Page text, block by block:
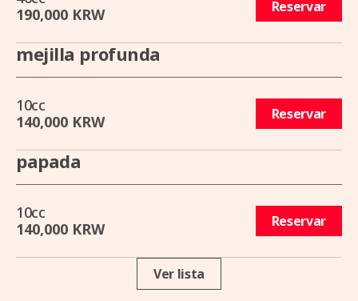
190,000 KRW
Reservar
mejilla profunda
10cc
140,000 KRW
Reservar
papada
10cc
140,000 KRW
Reservar
Ver lista